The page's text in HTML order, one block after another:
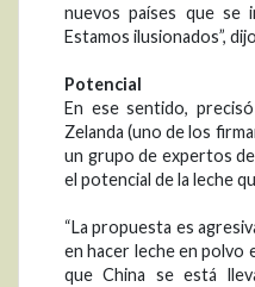
nuevos países que se
Estamos ilusionados”,
Potencial
En ese sentido,
Zelanda (uno de los
un grupo de expertos
el potencial de la leche
“La propuesta es
en hacer leche en polvo
que China se está